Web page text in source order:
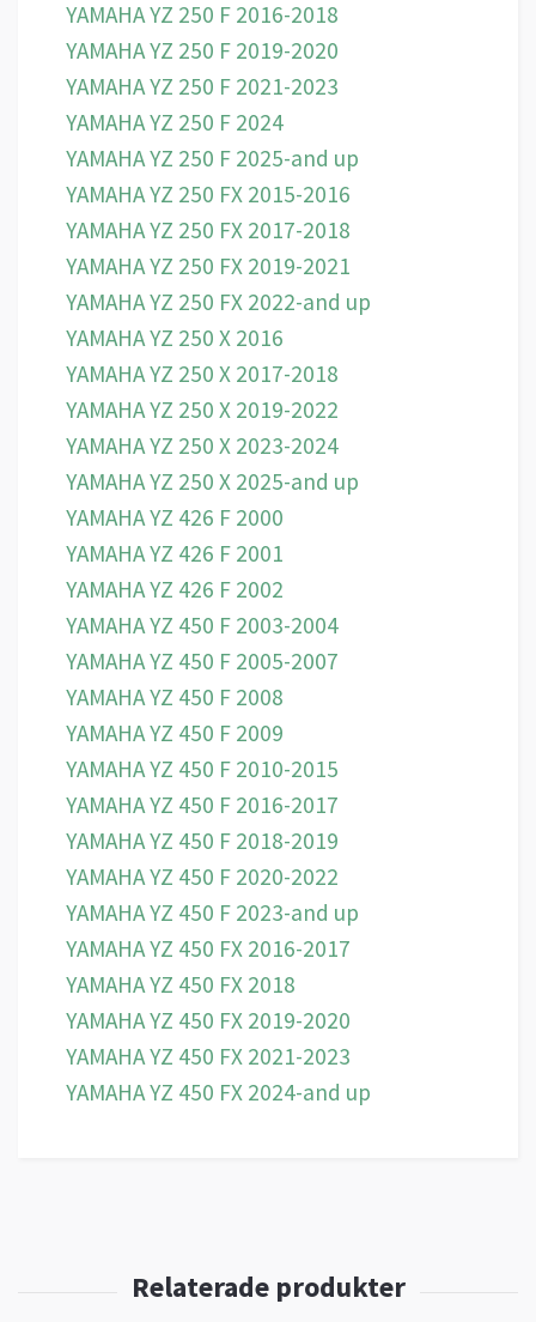
YAMAHA YZ 250 F 2016-2018
YAMAHA YZ 250 F 2019-2020
YAMAHA YZ 250 F 2021-2023
YAMAHA YZ 250 F 2024
YAMAHA YZ 250 F 2025-and up
YAMAHA YZ 250 FX 2015-2016
YAMAHA YZ 250 FX 2017-2018
YAMAHA YZ 250 FX 2019-2021
YAMAHA YZ 250 FX 2022-and up
YAMAHA YZ 250 X 2016
YAMAHA YZ 250 X 2017-2018
YAMAHA YZ 250 X 2019-2022
YAMAHA YZ 250 X 2023-2024
YAMAHA YZ 250 X 2025-and up
YAMAHA YZ 426 F 2000
YAMAHA YZ 426 F 2001
YAMAHA YZ 426 F 2002
YAMAHA YZ 450 F 2003-2004
YAMAHA YZ 450 F 2005-2007
YAMAHA YZ 450 F 2008
YAMAHA YZ 450 F 2009
YAMAHA YZ 450 F 2010-2015
YAMAHA YZ 450 F 2016-2017
YAMAHA YZ 450 F 2018-2019
YAMAHA YZ 450 F 2020-2022
YAMAHA YZ 450 F 2023-and up
YAMAHA YZ 450 FX 2016-2017
YAMAHA YZ 450 FX 2018
YAMAHA YZ 450 FX 2019-2020
YAMAHA YZ 450 FX 2021-2023
YAMAHA YZ 450 FX 2024-and up